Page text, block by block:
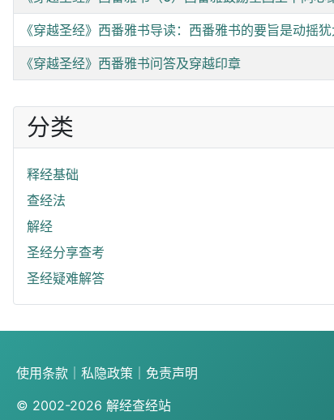
《穿越圣经》西番雅书导读：西番雅书的要旨是动摇
《穿越圣经》西番雅书问答及穿越印章
分类
释经基础
查经法
解经
圣经分享查考
圣经疑难解答
使用条款 私隐政策
免责声明
© 2002-2026 解经查经站